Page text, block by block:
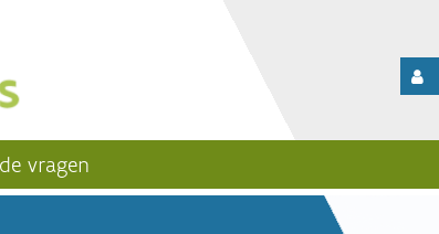
vragen